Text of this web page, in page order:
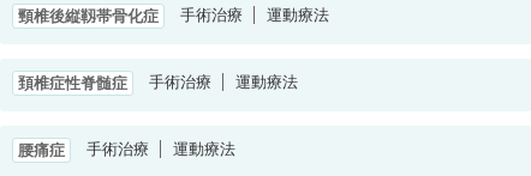
頸椎後縦靱帯骨化症 手術治療 運動療法
頚椎症性脊髄症 手術治療 運動療法
腰痛症 手術治療 運動療法